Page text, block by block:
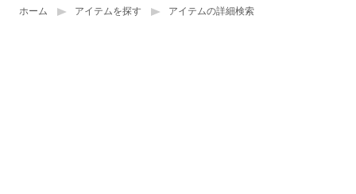
ホーム アイテムを探す アイテムの詳細検索